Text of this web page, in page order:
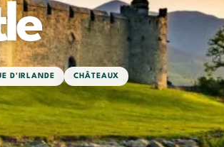
D'IRLANDE CHÂTEAUX